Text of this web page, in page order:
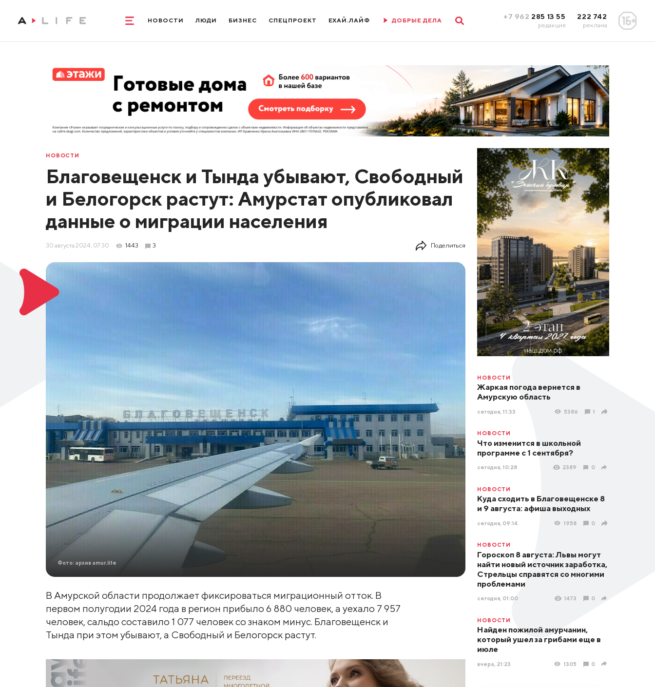
НОВОСТИ ЛЮДИ БИЗНЕС СПЕЦПРОЕКТ ЕХАЙ.ЛАЙФ ДОБРЫЕ ДЕЛА +7 962 285 13 55
редакция
222 742
реклама
НОВОСТИ
Благовещенск и Тында убывают, Свободный
и Белогорск растут: Амурстат опубликовал
данные о миграции населения
30 августа 2024, 07:30 1443 3 Поделиться
Фото: архив amur.life
В Амурской области продолжает фиксироваться миграционный отток. В
первом полугодии 2024 года в регион прибыло 6 880 человек, а уехало 7 957
человек, сальдо составило 1 077 человек со знаком минус. Благовещенск и
Тында при этом убывают, а Свободный и Белогорск растут.
НОВОСТИ
Жаркая погода вернется в
Амурскую область
сегодня, 11:33 5386 1
НОВОСТИ
Что изменится в школьной
программе с 1 сентября?
сегодня, 10:28 2389 0
НОВОСТИ
Куда сходить в Благовещенске 8
и 9 августа: афиша выходных
сегодня, 09:14 1958 0
НОВОСТИ
Гороскоп 8 августа: Львы могут
найти новый источник заработка,
Стрельцы справятся со многими
проблемами
сегодня, 01:00 1473 0
НОВОСТИ
Найден пожилой амурчанин,
который ушел за грибами еще в
июле
вчера, 21:23 1305 0